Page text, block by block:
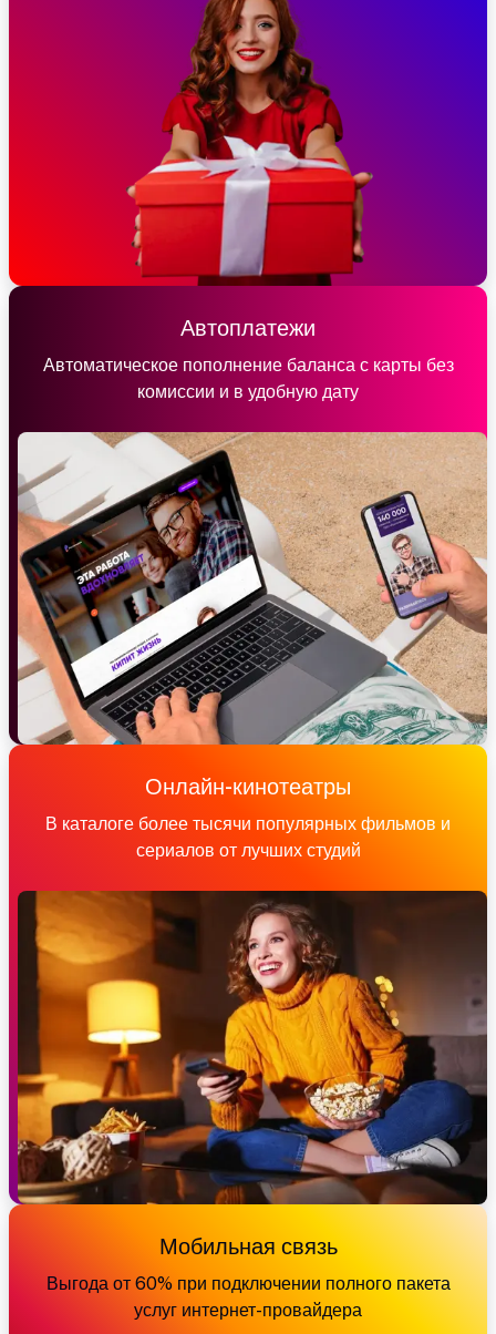
Автоплатежи
Автоматическое пополнение баланса с карты без
комиссии и в удобную дату
Онлайн-кинотеатры
В каталоге более тысячи популярных фильмов и
сериалов от лучших студий
Мобильная связь
Выгода от 60% при подключении полного пакета
услуг интернет-провайдера